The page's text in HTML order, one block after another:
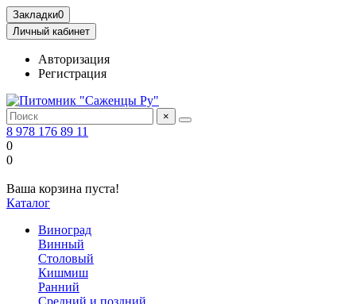
Закладки0
Личный кабинет
Авторизация
Регистрация
×
8 978 176 89 11
0
0
Ваша корзина пуста!
Каталог
Виноград
Винный
Столовый
Кишмиш
Ранний
Средний и поздний